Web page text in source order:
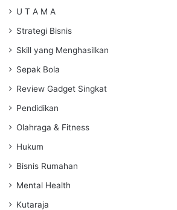
U T A M A
Strategi Bisnis
Skill yang Menghasilkan
Sepak Bola
Review Gadget Singkat
Pendidikan
Olahraga & Fitness
Hukum
Bisnis Rumahan
Mental Health
Kutaraja